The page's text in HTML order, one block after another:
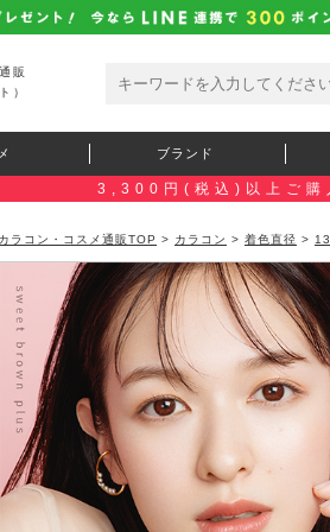
販
）
ブランド
3,300円(税込)以上ご購
カラコン・コスメ通販TOP > カラコン > 着色直径 >